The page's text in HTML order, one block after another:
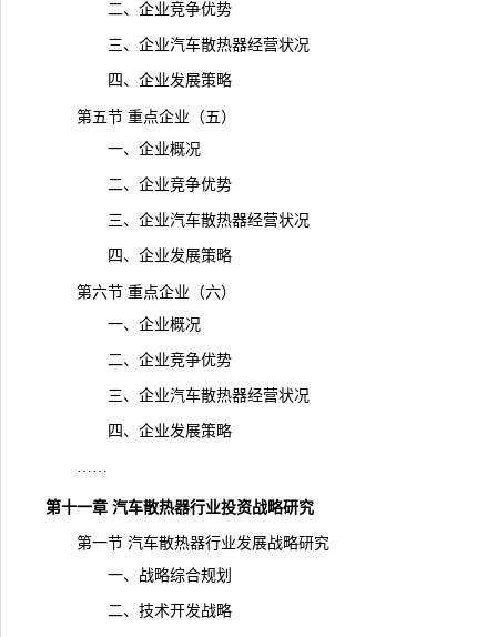
二、企业竞争优势
三、企业汽车散热器经营状况
四、企业发展策略
第五节 重点企业（五）
一、企业概况
二、企业竞争优势
三、企业汽车散热器经营状况
四、企业发展策略
第六节 重点企业（六）
一、企业概况
二、企业竞争优势
三、企业汽车散热器经营状况
四、企业发展策略
……
第十一章 汽车散热器行业投资战略研究
第一节 汽车散热器行业发展战略研究
一、战略综合规划
二、技术开发战略